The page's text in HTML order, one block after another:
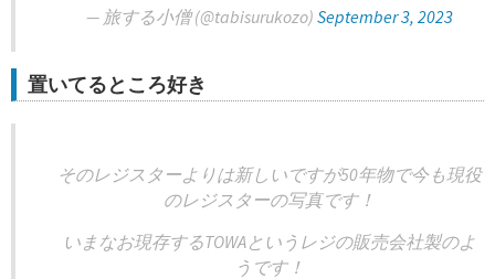
— 旅する小僧 (@tabisurukozo) September 3, 2023
置いてるところ好き
そのレジスターよりは新しいですが50年物で今も現役
のレジスターの写真です！
いまなお現存するTOWAというレジの販売会社製のよ
うです！